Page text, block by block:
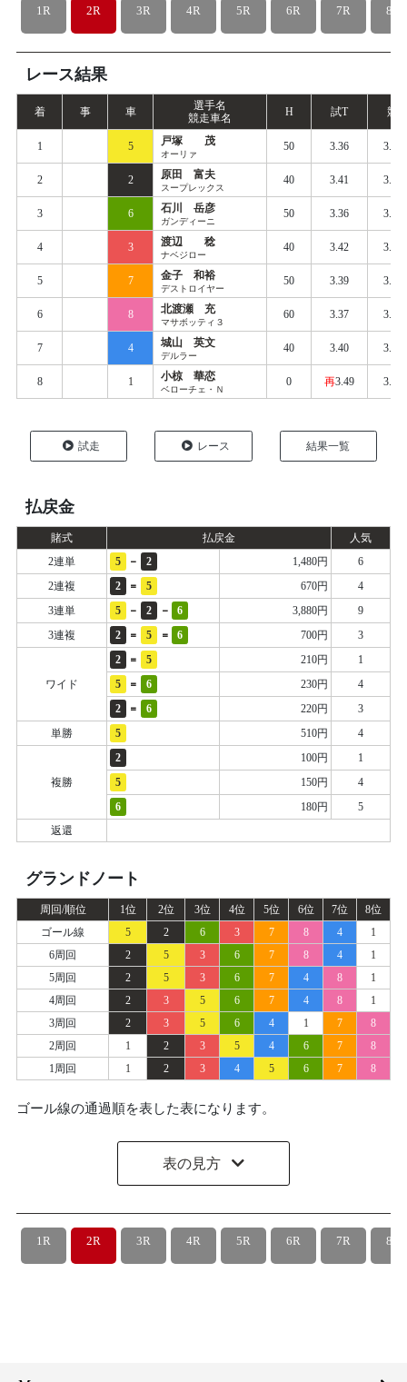
1R 2R 3R 4R 5R 6R 7R 8R
レース結果
着 事 車
選手名
競走車名
H 試T 競
1 5 戸塚 茂
オーリァ
50 3.36 3.444
2 2 原田 富夫
スープレックス
40 3.41 3.455
3 6 石川 岳彦
ガンディーニ
50 3.36 3.457
4 3 渡辺 稔
ナベジロー
40 3.42 3.468
5 7 金子 和裕
デストロイヤー
50 3.39 3.463
6 8 北渡瀬 充
マサボッティ３
60 3.37 3.459
7 4 城山 英文
デルラー
40 3.40 3.487
8 1 小椋 華恋
ベローチェ・Ｎ
0 再3.49 3.613
試走 レース 結果一覧
払戻金
賭式 払戻金
人気
2連単
5 - 2 1,480円
6
2連複
2 = 5 670円
4
3連単
5 - 2 - 6 3,880円
9
3連複
2 = 5 = 6 700円 3
ワイド
2 = 5 210円
1
5
= 6 230円
4
2
= 6 220円
3
単勝
5 510円 4
複勝
2 100円
1
5
150円
4
6
180円
5
返還
グランドノート
周回/順位 1位 2位 3位 4位 5位 6位 7位
8位
ゴール線
5 2 6 3 7 8 4
1
6周回
2 5 3 6 7 8 4
1
5周回
2 5 3 6 7 4 8
1
4周回
2 3 5 6 7 4 8
1
3周回
2 3 5 6 4 1 7
8
2周回
1 2 3 5 4 6 7
8
1周回
1 2 3 4 5 6 7 8
ゴール線の通過順を表した表になります。
表の見方
1R 2R 3R 4R 5R 6R 7R 8R